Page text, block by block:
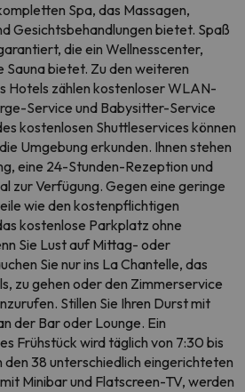
Spa, das Massagen,
Gesichtsbehandlungen bietet. Spaß
die ein Wellnesscenter,
Sauna bietet. Zu den weiteren
Hotels zählen kostenloser WLAN-
Service und Babysitter-Service
kostenlosen Shuttleservices können
Umgebung erkunden. Ihnen stehen
eine 24-Stunden-Rezeption und
zur Verfügung. Gegen eine geringe
wie den kostenpflichtigen
kostenlose Parkplatz ohne
Sie Lust auf Mittag- oder
Sie nur ins La Chantelle, das
zu gehen oder den Zimmerservice
Stillen Sie Ihren Durst mit
der Bar oder Lounge. Ein
Frühstück wird täglich von 7:30 bis
den 38 unterschiedlich eingerichteten
Minibar und Flatscreen-TV, werden